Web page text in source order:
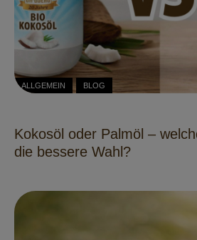
ALLGEMEIN BLOG
Kokosöl oder Palmöl –
die bessere Wahl?